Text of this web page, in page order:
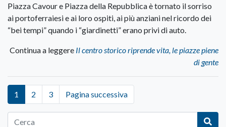
Piazza Cavour e Piazza della Repubblica è tornato il sorriso
ai portoferraiesi e ai loro ospiti, ai più anziani nel ricordo dei
“bei tempi” quando i “giardinetti” erano privi di auto.
Continua a leggere Il centro storico riprende vita, le piazze piene
di gente
1 2 3 Pagina successiva